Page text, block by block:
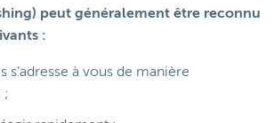
peut généralement être reconnu
:
s’adresse à vous de manière
;